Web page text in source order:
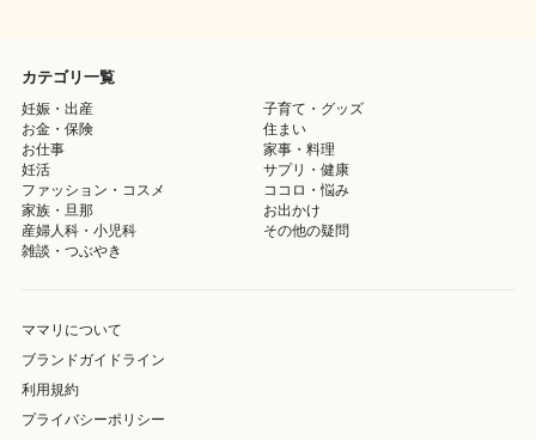
カテゴリ一覧
妊娠・出産
子育て・グッズ
お金・保険
住まい
お仕事
家事・料理
妊活
サプリ・健康
ファッション・コスメ
ココロ・悩み
家族・旦那
お出かけ
産婦人科・小児科
その他の疑問
雑談・つぶやき
ママリについて
ブランドガイドライン
利用規約
プライバシーポリシー